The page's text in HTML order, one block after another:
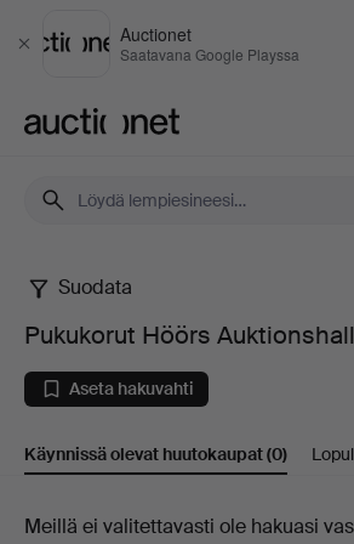
Sulje
Auctionet
Saatavana Google Playssa
Pukukorut
Höörs
Auktionshall
Suodata
Pukukorut Höörs
Aseta hakuvahti
Käynnissä olevat huutokaupat(0)
Käynnissä
Meillä ei valitettavasti ole hakuasi